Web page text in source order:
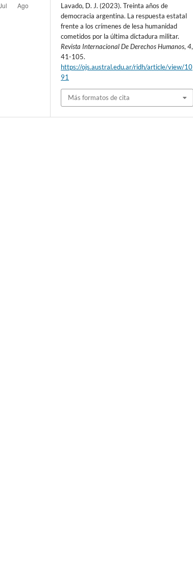
Lavado, D. J. (2023). Treinta años de
democracia argentina. La respuesta estatal
frente a los crímenes de lesa humanidad
cometidos por la última dictadura militar.
Revista Internacional De Derechos Humanos,4,
41-105.
https://ojs.austral.edu.ar/ridh/article/view/10
91
Más formatos de cita